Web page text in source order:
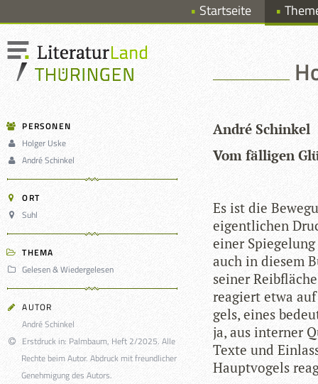
Startseite
PERSONEN
Holger Uske
André Schinkel
ORT
Suhl
THEMA
Gelesen & Wiedergelesen
AUTOR
André Schinkel
Erstdruck in: Palmbaum, Heft 2/2025. Alle
Rechte beim Autor. Abdruck mit freundlicher
Genehmigung des Autors.
André Schin­kel
Vom fäl­li­gen
Es ist die
eigent­li­chen
einer
auch in die­sem
sei­ner
reagiert etwa
gels, eines
ja, aus inter­ner
Texte und
Haupt­vo­gels